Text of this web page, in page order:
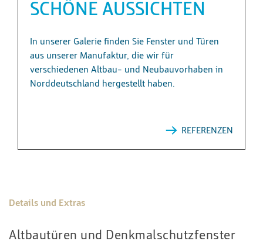
SCHÖNE AUSSICHTEN
In unserer Galerie finden Sie Fenster und Türen
aus unserer Manufaktur, die wir für
verschiedenen Altbau- und Neubauvorhaben in
Norddeutschland hergestellt haben.
REFERENZEN
Details und Extras
Altbautüren und Denkmalschutzfenster